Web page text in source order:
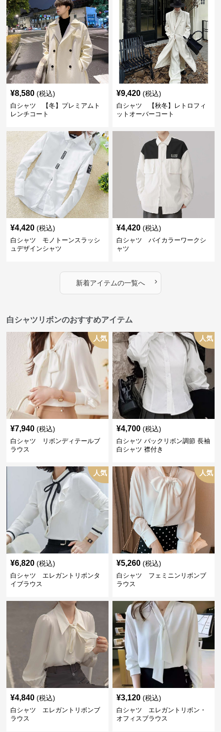
¥8,580 (税込)
白シャツ 【冬】プレミアムト
レンチコート
¥9,420 (税込)
白シャツ 【秋冬】レトロフィ
ットオーバーコート
¥4,420 (税込)
白シャツ モノトーンスラッシ
ュデザインシャツ
¥4,420 (税込)
白シャツ バイカラーワークシ
ャツ
新着アイテムの一覧へ ›
白シャツリボンのおすすめアイテム
人気
¥7,940 (税込)
白シャツ リボンディテールブ
ラウス
人気
¥4,700 (税込)
白シャツ バックリボン調節 長袖
白シャツ 襟付き
人気
¥6,820 (税込)
白シャツ エレガントリボンタ
イブラウス
人気
¥5,260 (税込)
白シャツ フェミニンリボンブ
ラウス
¥4,840 (税込)
白シャツ エレガントリボンブ
ラウス
¥3,120 (税込)
白シャツ エレガントリボン・
オフィスブラウス